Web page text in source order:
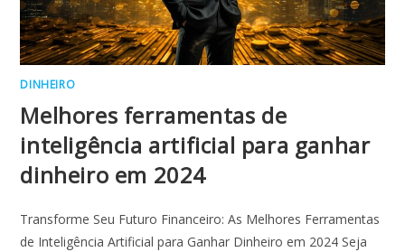
DINHEIRO
Melhores ferramentas de
inteligência artificial para ganhar
dinheiro em 2024
Transforme Seu Futuro Financeiro: As Melhores Ferramentas
de Inteligência Artificial para Ganhar Dinheiro em 2024 Seja